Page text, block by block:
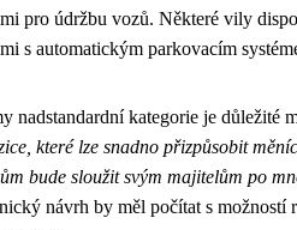
pro údržbu vozů. Některé vily
s automatickým parkovacím
nadstandardní kategorie je důležité
které lze snadno přizpůsobit
bude sloužit svým majitelům po
návrh by měl počítat s možností